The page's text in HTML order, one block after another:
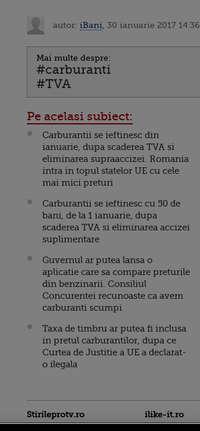
autor: iBani , 30 ianuarie 2017 14:36
Mai multe despre:
#carburanti
#TVA
Pe acelasi subiect:
Carburantii se ieftinesc din
ianuarie, dupa scaderea TVA si
eliminarea supraaccizei. Romania
intra in topul statelor UE cu cele
mai mici preturi
Carburantii se ieftinesc cu 50 de
bani, de la 1 ianuarie, dupa
scaderea TVA si eliminarea accizei
suplimentare
Guvernul ar putea lansa o
aplicatie care sa compare preturile
din benzinarii. Consiliul
Concurentei recunoaste ca avem
carburanti scumpi
Taxa de timbru ar putea fi inclusa
in pretul carburantilor, dupa ce
Curtea de Justitie a UE a declarat-
o ilegala
Stirileprotv.ro ilike-it.ro